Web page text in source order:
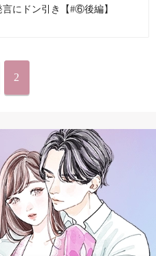
にドン引き【#⑥後編】
2